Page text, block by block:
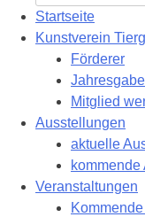
nach:
Startseite
Kunstverein
Förderer
Mitglied
Ausstellungen
aktuelle
Veranstaltungen